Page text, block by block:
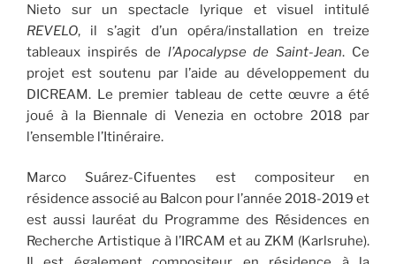
Nieto sur un spectacle lyrique et visuel intitulé
REVELO, il s’agit d’un opéra/installation en treize
tableaux inspirés de l’Apocalypse de Saint-Jean. Ce
projet est soutenu par l’aide au développement du
DICREAM. Le premier tableau de cette œuvre a été
joué à la Biennale di Venezia en octobre 2018 par
l’ensemble l’Itinéraire.
Marco Suárez-Cifuentes est compositeur en
résidence associé au Balcon pour l’année 2018-2019 et
est aussi lauréat du Programme des Résidences en
Recherche Artistique à l’IRCAM et au ZKM (Karlsruhe).